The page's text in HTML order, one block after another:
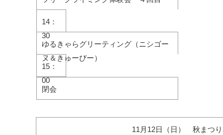
14：
30
ゆるきゃらグリーティング（ニシゴー
ヌ＆きゅーびー）
15：
00
閉会
11月12日（日） 秋まつ